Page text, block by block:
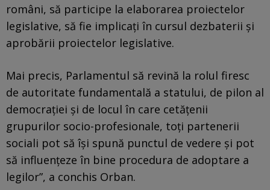
români, să participe la elaborarea proiectelor
legislative, să fie implicaţi în cursul dezbaterii şi
aprobării proiectelor legislative.
Mai precis, Parlamentul să revină la rolul firesc
de autoritate fundamentală a statului, de pilon al
democraţiei şi de locul în care cetăţenii
grupurilor socio-profesionale, toţi partenerii
sociali pot să îşi spună punctul de vedere şi pot
să influenţeze în bine procedura de adoptare a
legilor”, a conchis Orban.